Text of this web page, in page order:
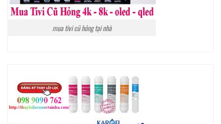
mua tivi cũ hỏng tại nhà